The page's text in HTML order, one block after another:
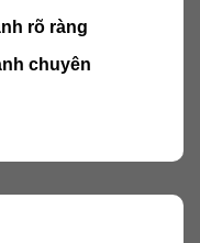
rõ ràng
chuyên